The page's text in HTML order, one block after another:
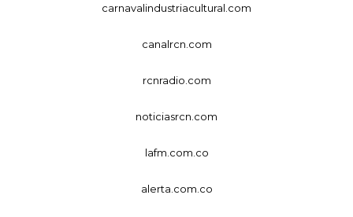
carnavalindustriacultural.com
canalrcn.com
rcnradio.com
noticiasrcn.com
lafm.com.co
alerta.com.co